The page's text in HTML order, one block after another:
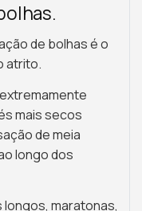
de bolhas é o
atrito.
mais secos
de meia
longo dos
maratonas,